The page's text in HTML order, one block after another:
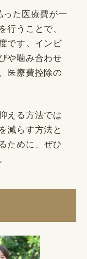
った医療費が一
行うことで、
です。インビ
や噛み合わせ
医療費控除の
える方法では
減らす方法と
ために、ぜひ